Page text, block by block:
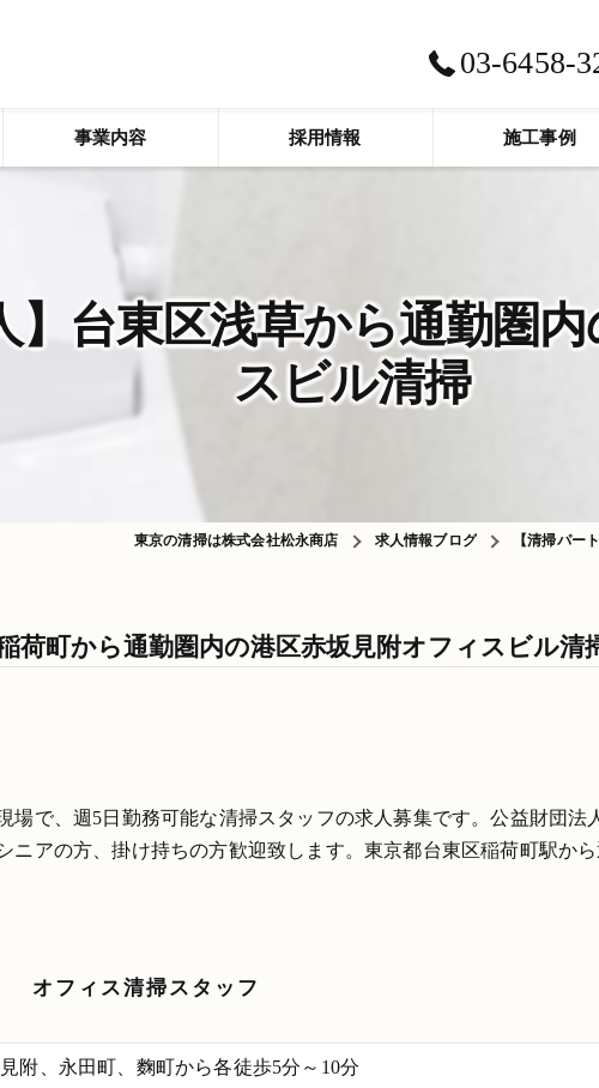
03-6458-
事業内容 採用情報 施工事例
】台東区浅草から通勤圏
スビル清掃
東京の清掃は株式会社松永商店 求人情報ブログ 【清掃パー
荷町から通勤圏内の港区赤坂見附オフィスビル清
場で、週5日勤務可能な清掃スタッフの求人募集です。公益財団法
ニアの方、掛け持ちの方歓迎致します。東京都台東区稲荷町駅から
オフィス清掃スタッフ
附、永田町、麴町から各徒歩5分～10分